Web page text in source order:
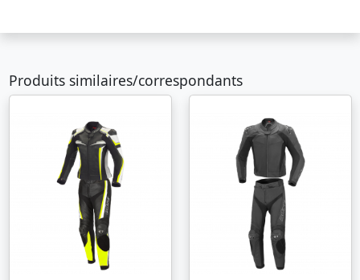
Produits similaires/correspondants